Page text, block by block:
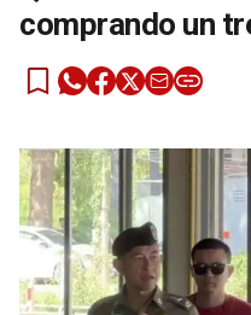
comprando un